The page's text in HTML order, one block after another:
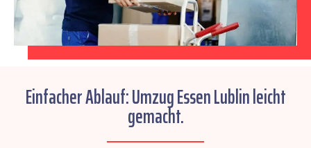
Einfacher Ablauf: Umzug Essen Lublin leicht
gemacht.